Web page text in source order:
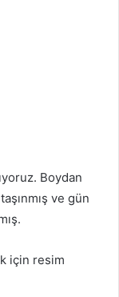
Boydan
ve gün
için resim